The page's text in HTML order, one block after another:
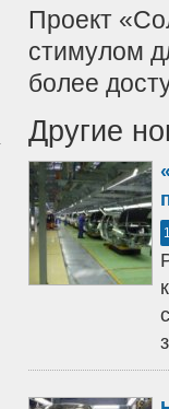
Проект
стимулом
более
Другие